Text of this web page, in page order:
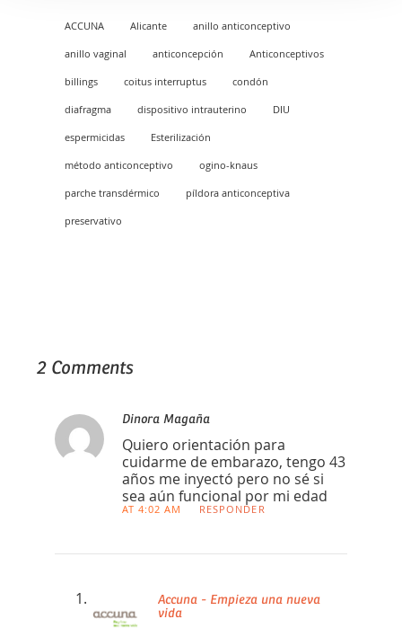
ACCUNA Alicante anillo anticonceptivo
anillo vaginal anticoncepción Anticonceptivos
billings coitus interruptus condón
diafragma dispositivo intrauterino DIU
espermicidas Esterilización
método anticonceptivo ogino-knaus
parche transdérmico píldora anticonceptiva
preservativo
2 Comments
Dinora Magaña
Quiero orientación para
cuidarme de embarazo, tengo 43
años me inyectó pero no sé si
sea aún funcional por mi edad
AT 4:02 AM RESPONDER
Accuna - Empieza una nueva
vida